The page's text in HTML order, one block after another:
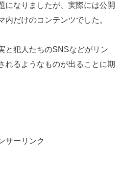
になりましたが、実際には公開
内だけのコンテンツでした。
と犯人たちのSNSなどがリン
れるようなものが出ることに期
サーリンク